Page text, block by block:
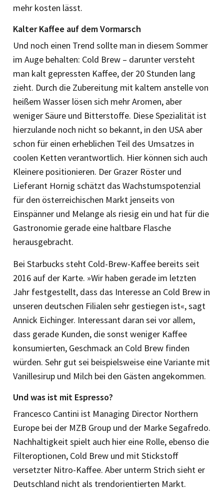
mehr kosten lässt.
Kalter Kaffee auf dem Vormarsch
Und noch einen Trend sollte man in diesem Sommer
im Auge behalten: Cold Brew – darunter versteht
man kalt gepressten Kaffee, der 20 Stunden lang
zieht. Durch die Zubereitung mit kaltem anstelle von
heißem Wasser lösen sich mehr Aromen, aber
weniger Säure und Bitterstoffe. Diese Spezialität ist
hierzulande noch nicht so bekannt, in den USA aber
schon für einen erheblichen Teil des Umsatzes in
coolen Ketten verantwortlich. Hier können sich auch
Kleinere positionieren. Der Grazer Röster und
Lieferant Hornig schätzt das Wachstumspotenzial
für den österreichischen Markt jenseits von
Einspänner und Melange als riesig ein und hat für die
Gastronomie gerade eine haltbare Flasche
herausgebracht.
Bei Starbucks steht Cold-Brew-Kaffee bereits seit
2016 auf der Karte. »Wir haben gerade im letzten
Jahr festgestellt, dass das Interesse an Cold Brew in
unseren deutschen Filialen sehr gestiegen ist«, sagt
Annick Eichinger. Interessant daran sei vor allem,
dass gerade Kunden, die sonst weniger Kaffee
konsumierten, Geschmack an Cold Brew finden
würden. Sehr gut sei beispielsweise eine Variante mit
Vanillesirup und Milch bei den Gästen angekommen.
Und was ist mit Espresso?
Francesco Cantini ist Managing Director Northern
Europe bei der MZB Group und der Marke Segafredo.
Nachhaltigkeit spielt auch hier eine Rolle, ebenso die
Filteroptionen, Cold Brew und mit Stickstoff
versetzter Nitro-Kaffee. Aber unterm Strich sieht er
Deutschland nicht als trendorientierten Markt.